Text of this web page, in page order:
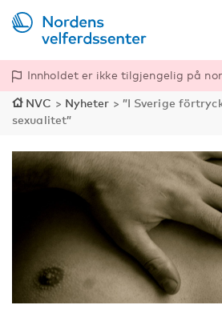
Innholdet er ikke tilgjengelig på
NVC > Nyheter > ”I Sverige
sexualitet”